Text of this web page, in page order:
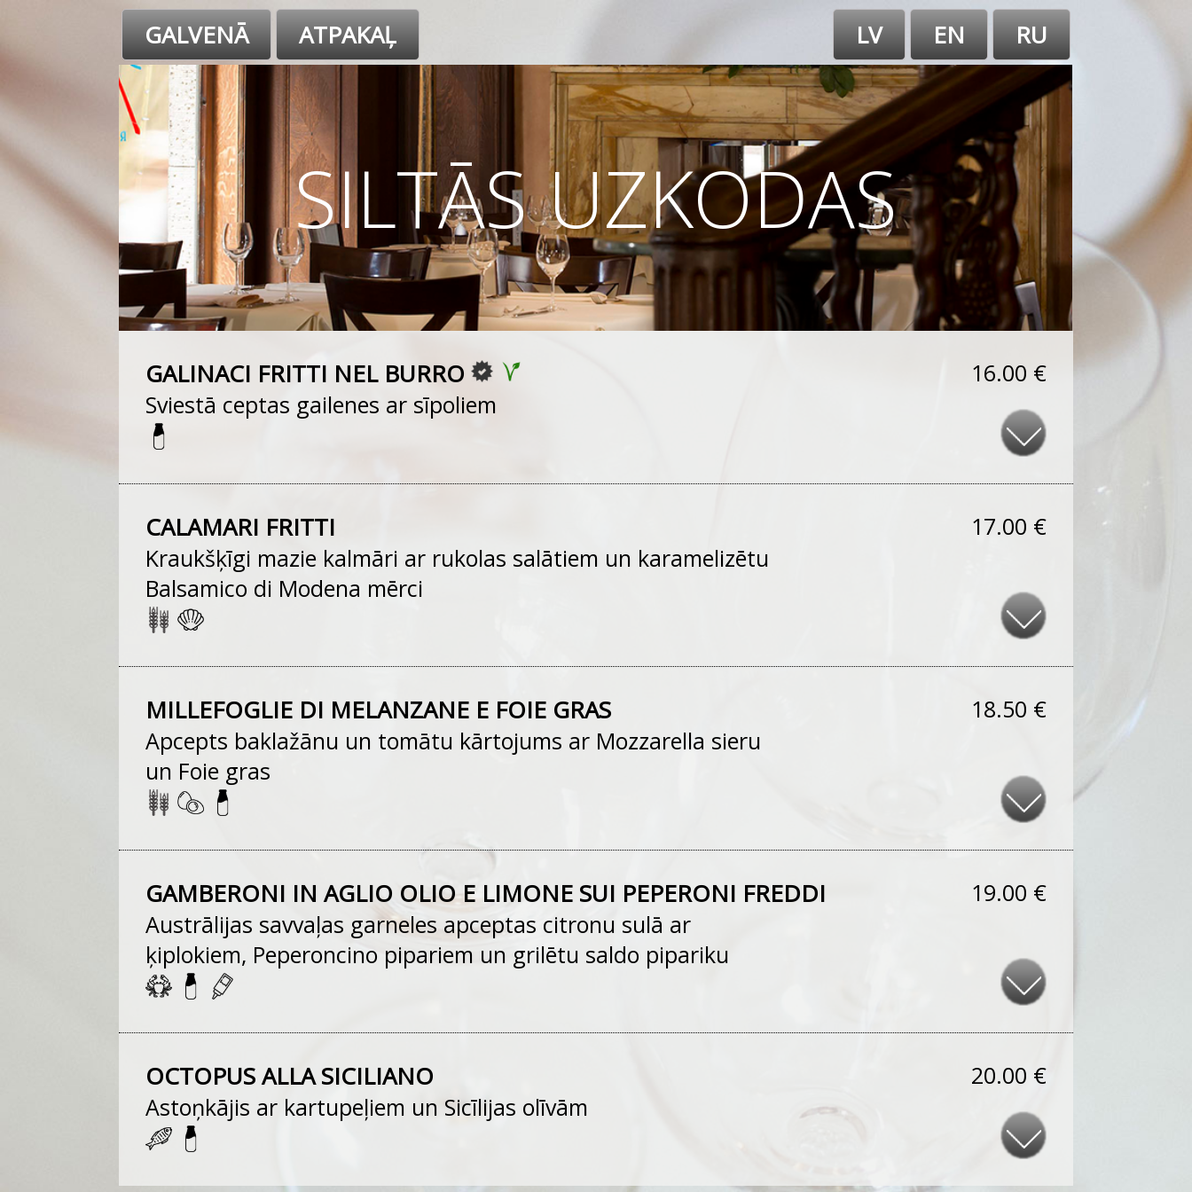
GALVENĀ ATPAKAĻ RU
EN
LV
SILTĀS UZKODAS
GALINACI FRITTI NEL BURRO
16.00 €
Sviestā ceptas gailenes ar sīpoliem
CALAMARI FRITTI
17.00 €
Kraukšķīgi mazie kalmāri ar rukolas salātiem un karamelizētu
Balsamico di Modena mērci
MILLEFOGLIE DI MELANZANE E FOIE GRAS
18.50 €
Apcepts baklažānu un tomātu kārtojums ar Mozzarella sieru
un Foie gras
GAMBERONI IN AGLIO OLIO E LIMONE SUI PEPERONI FREDDI
19.00 €
Austrālijas savvaļas garneles apceptas citronu sulā ar
ķiplokiem, Peperoncino pipariem un grilētu saldo pipariku
OCTOPUS ALLA SICILIANO
20.00 €
Astoņkājis ar kartupeļiem un Sicīlijas olīvām